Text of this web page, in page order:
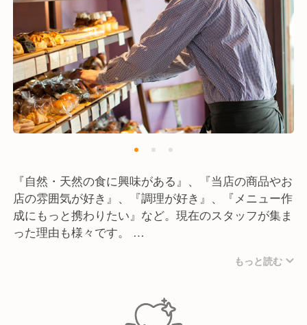
皆様の身体を支えられる食材のひとつになって頂けれ
ばと、心をこめてスタッフ一同パン作りをしていま
す。
『自然・天然の食に興味がある』、『当店の商品やお
店の雰囲気が好き』、『調理が好き』、『メニュー作
成にもっと携わりたい』など。現在のスタッフが集ま
った理由も様々です。
どんな時でも自分自身は元より、お客様・周りのスタ
けるように、サービス・料理を提供することを常に心
もっと読む